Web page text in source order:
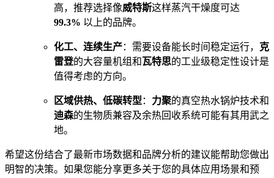
高，推荐选择像威特斯这样蒸汽干燥度可达
99.3% 以上的品牌。
化工、连续生产：需要设备能长时间稳定运行， 克
雷登的大容量机组和瓦特思的工业级稳定性设计是
值得考虑的方向。
区域供热、低碳转型 ： 力聚的真空热水锅炉技术和
迪森的生物质兼容及余热回收系统可能有其用武之
地。
希望这份结合了最新市场数据和品牌分析的建议能帮助您做出
明智的决策。如果您能分享更多关于您的具体应用场景和预